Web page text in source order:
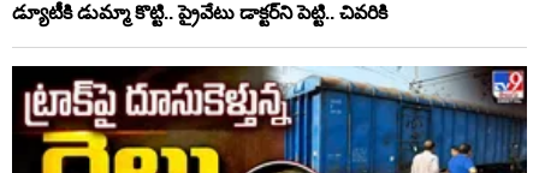
డ్యూటీకి డుమ్మా కొట్టి.. ప్రైవేటు డాక్టర్‌ని పెట్టి.. చివరికి